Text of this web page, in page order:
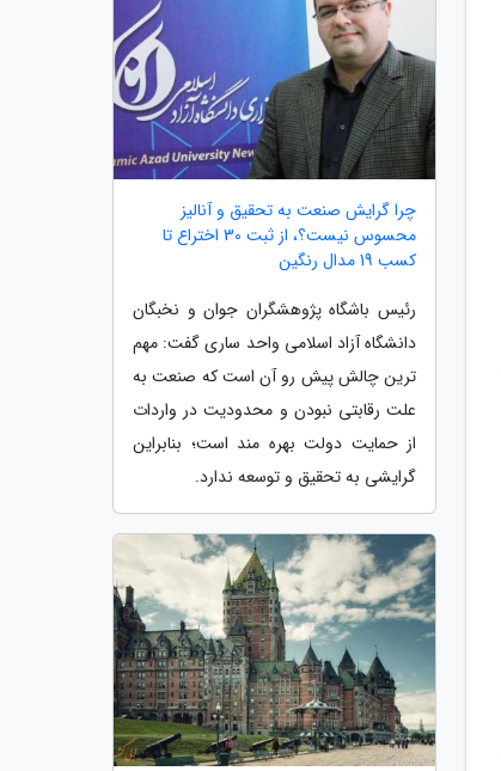
چرا گرایش صنعت به تحقیق و آنالیز
محسوس نیست؟، از ثبت 30 اختراع تا
کسب 19 مدال رنگین
رئیس باشگاه پژوهشگران جوان و نخبگان
دانشگاه آزاد اسلامی واحد ساری گفت: مهم
ترین چالش پیش رو آن است که صنعت به
علت رقابتی نبودن و محدودیت در واردات
از حمایت دولت بهره مند است؛ بنابراین
گرایشی به تحقیق و توسعه ندارد.